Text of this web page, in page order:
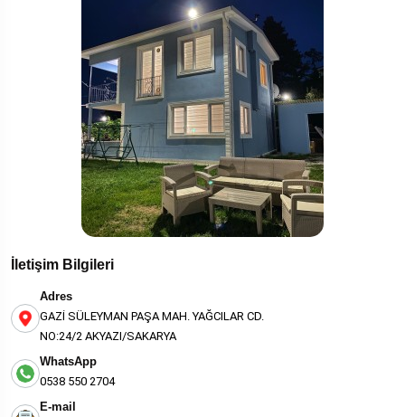
İletişim Bilgileri
Adres
GAZİ SÜLEYMAN PAŞA MAH. YAĞCILAR CD.
NO:24/2 AKYAZI/SAKARYA
WhatsApp
0538 550 2704
E-mail